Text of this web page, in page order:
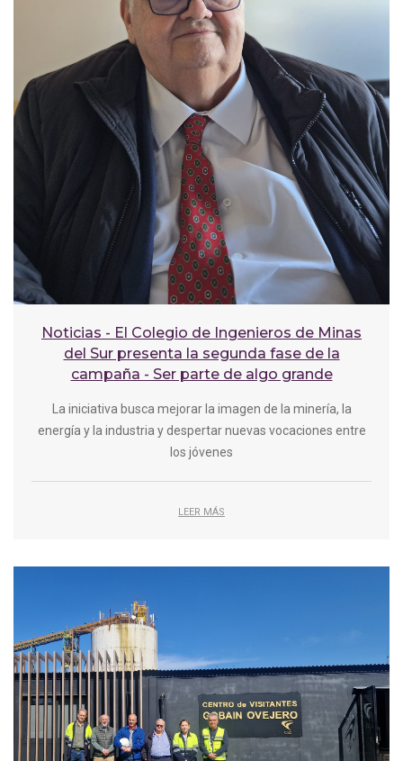
Noticias - El Colegio de Ingenieros de Minas
del Sur presenta la segunda fase de la
campaña - Ser parte de algo grande
La iniciativa busca mejorar la imagen de la minería, la
energía y la industria y despertar nuevas vocaciones entre
los jóvenes
LEER MÁS